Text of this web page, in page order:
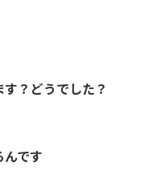
？どうでした？
です